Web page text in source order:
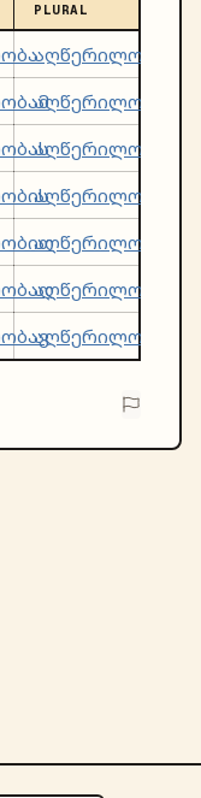
PLURAL
აღწერილობები
აღწერილობებმა
აღწერილობებს
აღწერილობების
აღწერილობებით
აღწერილობებად
აღწერილობებო